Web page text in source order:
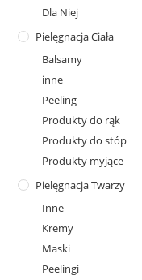
Dla Niej
Pielęgnacja Ciała
Balsamy
inne
Peeling
Produkty do rąk
Produkty do stóp
Produkty myjące
Pielęgnacja Twarzy
Inne
Kremy
Maski
Peelingi